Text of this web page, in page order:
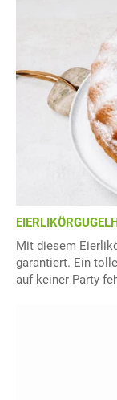
Mit diesem
garantiert. Ein
auf keiner Party